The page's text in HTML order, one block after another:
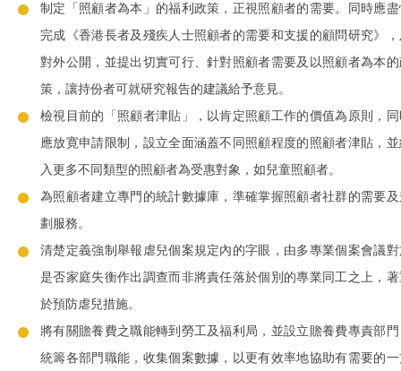
制定「照顧者為本」的福利政策，正視照顧者的需要。同時應
完成《香港長者及殘疾人士照顧者的需要和支援的顧問研究》
對外公開，並提出切實可行、針對照顧者需要及以照顧者為本
策，讓持份者可就研究報告的建議給予意見。
檢視目前的「照顧者津貼」，以肯定照顧工作的價值為原則，
應放寛申請限制，設立全面涵蓋不同照顧程度的照顧者津貼，
入更多不同類型的照顧者為受惠對象，如兒童照顧者。
為照顧者建立專門的統計數據庫，準確掌握照顧者社群的需要
劃服務。
清楚定義強制舉報虐兒個案規定內的字眼，由多專業個案會議
是否家庭失衡作出調查而非將責任落於個別的專業同工之上，
於預防虐兒措施。
將有關贍養費之職能轉到勞工及福利局，並設立贍養費專責部
統籌各部門職能，收集個案數據，以更有效率地協助有需要的